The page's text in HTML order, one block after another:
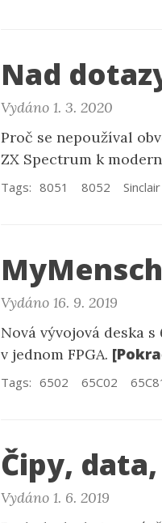
Nad
Vydáno 1. 3. 2020
Proč se nepoužíval
ZX Spectrum k
Tags: 8051 8052 Sinclair
Vydáno 16. 9. 2019
Nová vývojová deska
v jednom FPGA.
Tags: 6502 65C02
Čipy,
Vydáno 1. 6. 2019